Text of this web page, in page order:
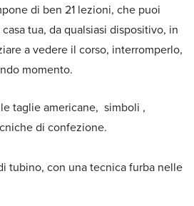
di ben 21 lezioni, che puoi
tua, da qualsiasi dispositivo, in
a vedere il corso, interromperlo,
momento.
taglie americane, simboli ,
di confezione.
tubino, con una tecnica furba nelle